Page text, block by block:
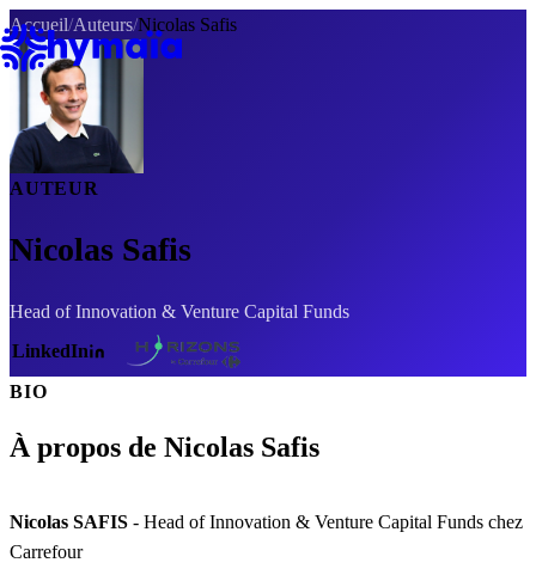
Accueil/Auteurs/Nicolas Safis
AUTEUR
Nicolas Safis
Head of Innovation & Venture Capital Funds
LinkedIn
BIO
À propos de Nicolas Safis
Nicolas SAFIS - Head of Innovation & Venture Capital Funds chez
Carrefour
Panneau de gestion des cookies